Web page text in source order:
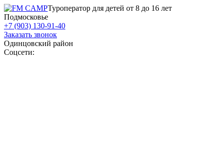
Туроператор для детей от 8 до 16 лет
Подмосковье
+7 (903) 130-91-40
Заказать звонок
Одинцовский район
Соцсети: